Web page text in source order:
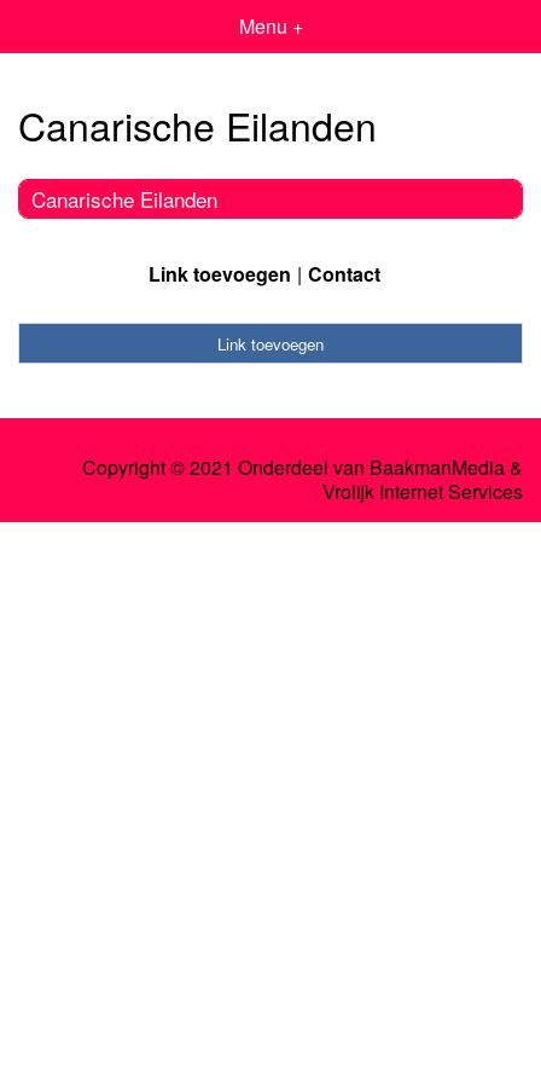
Menu +
Canarische Eilanden
Canarische Eilanden
Link toevoegen Contact
Link toevoegen
Copyright © 2021 Onderdeel van BaakmanMedia&
Vrolijk Internet Services